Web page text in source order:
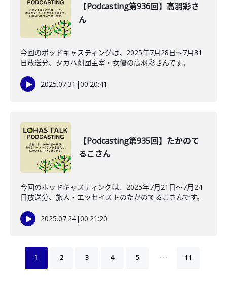
【Podcasting第936回】高羽彩さ
ん
今回のポッドキャスティングは、2025年7月28日〜7月31
日放送分、タカハ劇団主宰・女優の高羽彩さんです。
2025.07.31 |00:20:41
【Podcasting第935回】たかのて
るこさん
今回のポッドキャスティングは、2025年7月21日〜7月24
日放送分、旅人・エッセイストのたかのてるこさんです。
2025.07.24|00:21:20
1 2 3 4 5 … 11